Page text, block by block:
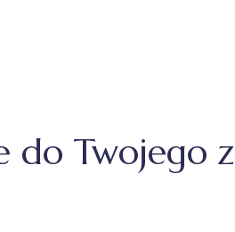
do Twojego